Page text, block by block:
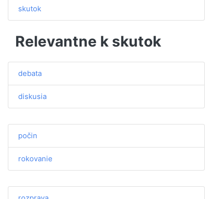
skutok
Relevantne k skutok
debata
diskusia
počin
rokovanie